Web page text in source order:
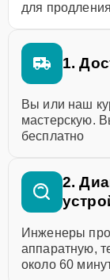
для
1.
Вы или наш
мастерскую.
бесплатно
2.
Инженеры
аппаратную,
около 60